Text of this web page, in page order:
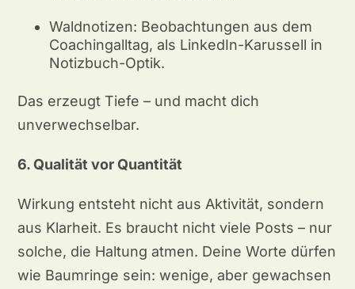
Waldnotizen: Beobachtungen aus dem
Coachingalltag, als LinkedIn-Karussell in
Notizbuch-Optik.
Das erzeugt Tiefe – und macht dich
unverwechselbar.
6. Qualität vor Quantität
Wirkung entsteht nicht aus Aktivität, sondern
aus Klarheit. Es braucht nicht viele Posts – nur
solche, die Haltung atmen. Deine Worte dürfen
wie Baumringe sein: wenige, aber gewachsen